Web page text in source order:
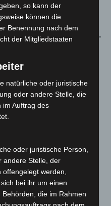
so kann der
können die
Benennung nach dem
der Mitgliedstaaten
natürliche oder juristische
oder andere Stelle, die
im Auftrag des
oder juristische Person,
andere Stelle, der
offengelegt werden,
bei ihr um einen
die im Rahmen